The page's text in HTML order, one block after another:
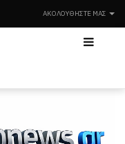
ΑΚΟΛΟΥΘΉΣΤΕ ΜΑΣ